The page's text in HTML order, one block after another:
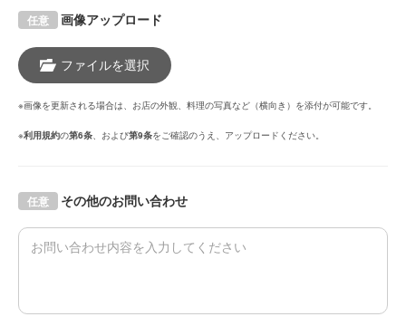
画像アップロード
任意
ファイルを選択
※画像を更新される場合は、お店の外観、料理の写真など（横向き）を添付が可能です。
※利用規約の第6条 、および第9条をご確認のうえ、アップロードください。
その他のお問い合わせ
任意